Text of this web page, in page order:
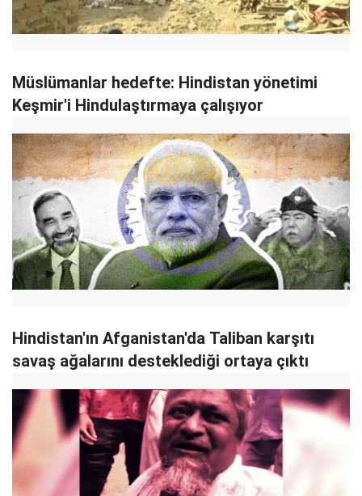
Müslümanlar hedefte: Hindistan yönetimi
Keşmir'i Hindulaştırmaya çalışıyor
Hindistan'ın Afganistan'da Taliban karşıtı
savaş ağalarını desteklediği ortaya çıktı